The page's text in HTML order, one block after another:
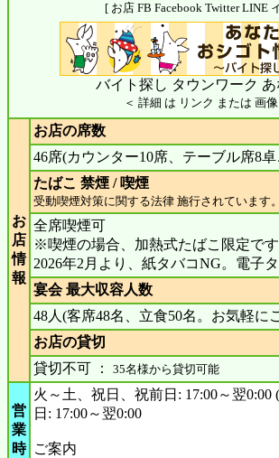
[ お店 FB Facebook Twitter LINE
バイト探し タウンワーク
＜ 詳細 は リンク または 画
お
店
情
報
お店の席数
46席(カウンター10席、テーブル席8
たばこ 禁煙 / 喫煙
受動喫煙対策に関する法律 施行されています
全席喫煙可
※喫煙の場合、加熱式たばこ限定です
2026年2月より、紙タバコNG。電子
宴会 最大収容人数
48人(客席48名、立食50名。お気軽に
お店の貸切
貸切不可 ： 35名様から貸切可能
営
業
時
火～土、祝日、祝前日: 17:00～翌0:00
日: 17:00～翌0:00
ご案内